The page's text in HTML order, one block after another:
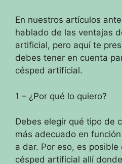
En nuestros artículos
hablado de las ventajas
artificial, pero aquí te
debes tener en cuenta
césped artificial.
1 – ¿Por qué lo quiero?
Debes elegir qué tipo de
más adecuado en
a dar. Por eso, es
césped artificial allí